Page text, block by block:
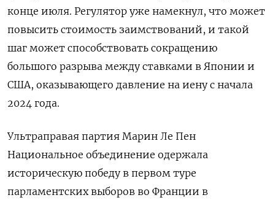
конце июля. Регулятор уже намекнул, что может
повысить стоимость заимствований, и такой
шаг может способствовать сокращению
большого разрыва между ставками в Японии и
США, оказывающего давление на иену с начала
2024 года.
Ультраправая партия Марин Ле Пен
Национальное объединение одержала
историческую победу в первом туре
парламентских выборов во Франции в